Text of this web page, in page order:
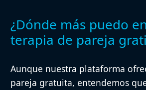
¿Dónde más puedo
terapia de pareja
Aunque nuestra plataforma
pareja gratuita, entendemos